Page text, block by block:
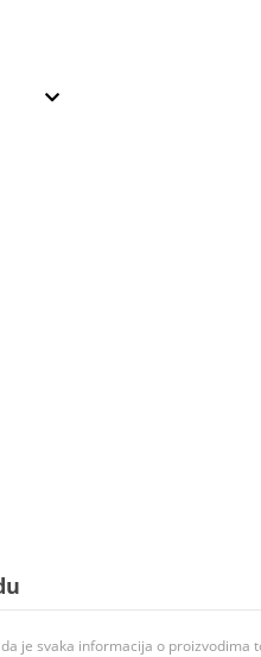
je svaka informacija o